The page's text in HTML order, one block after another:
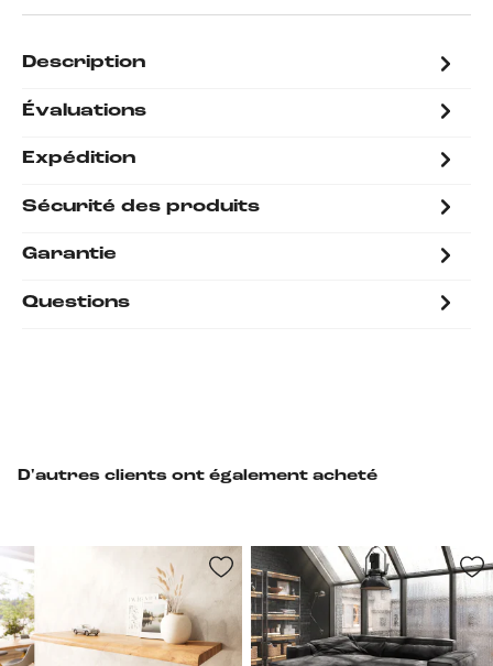
Description
Évaluations
Expédition
Sécurité des produits
Garantie
Questions
D'autres clients ont également acheté